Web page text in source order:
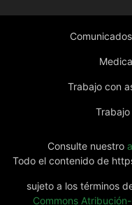
Comunicados
Trabajo con
Consulte nuestro
Todo el contenido de
sujeto a los términos
Commons